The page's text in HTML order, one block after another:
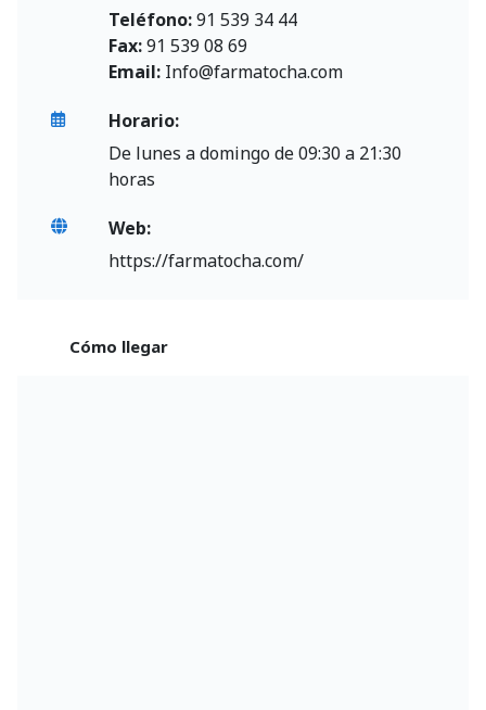
Teléfono:91 539 34 44
Fax:91 539 08 69
Email: Info@farmatocha.com
Horario:
De lunes a domingo de 09:30 a 21:30
horas
Web:
https://farmatocha.com/
Cómo llegar